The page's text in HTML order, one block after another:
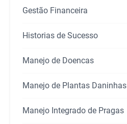
Gestão Financeira
Historias de Sucesso
Manejo de Doencas
Manejo de Plantas Daninhas
Manejo Integrado de Pragas